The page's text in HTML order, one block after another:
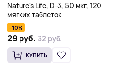
Nature's Life, D-3, 50 мкг, 120
мягких таблеток
-10%
29 руб. 32 руб.
КУПИТЬ